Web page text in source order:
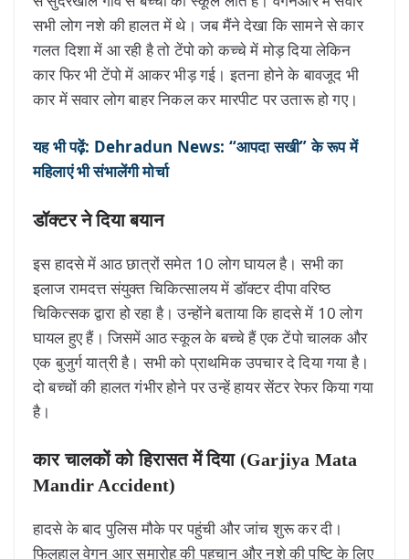
सभी लोग नशे की हालत में थे। जब मैंने देखा कि सामने से कार
गलत दिशा में आ रही है तो टेंपो को कच्चे में मोड़ दिया लेकिन
कार फिर भी टेंपो में आकर भीड़ गई। इतना होने के बावजूद भी
कार में सवार लोग बाहर निकल कर मारपीट पर उतारू हो गए।
यह भी पढ़ें: Dehradun News: “आपदा सखी” के रूप में
महिलाएं भी संभालेंगी मोर्चा
डॉक्टर ने दिया बयान
इस हादसे में आठ छात्रों समेत 10 लोग घायल है। सभी का
इलाज रामदत्त संयुक्त चिकित्सालय में डॉक्टर दीपा वरिष्ठ
चिकित्सक द्वारा हो रहा है। उन्होंने बताया कि हादसे में 10 लोग
घायल हुए हैं। जिसमें आठ स्कूल के बच्चे हैं एक टेंपो चालक और
एक बुजुर्ग यात्री है। सभी को प्राथमिक उपचार दे दिया गया है।
दो बच्चों की हालत गंभीर होने पर उन्हें हायर सेंटर रेफर किया गया
है।
कार चालकों को हिरासत में दिया (Garjiya Mata
Mandir Accident)
हादसे के बाद पुलिस मौके पर पहुंची और जांच शुरू कर दी।
फिलहाल वेगन आर समारोह की पहचान और नशे की पुष्टि के लिए